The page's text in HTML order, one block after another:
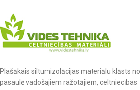
Plašākais siltumizolācijas materiālu klāsts no
pasaulē vadošajiem ražotājiem, celtniecības